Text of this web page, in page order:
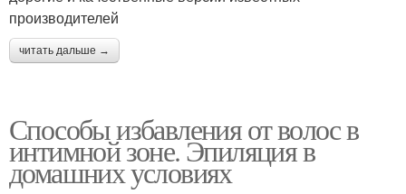
производителей
читать дальше →
Способы избавления от волос в
интимной зоне. Эпиляция в
домашних условиях